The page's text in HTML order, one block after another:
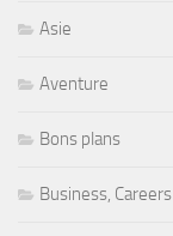
Asie
Aventure
Bons plans
Business, Careers